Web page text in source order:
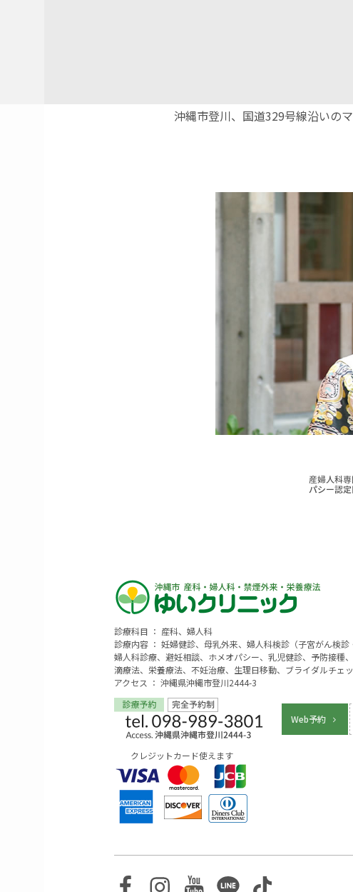
沖縄市登川、国道329号線沿いの
診療科目 ： 産科、婦人科
診療内容 ： 妊婦健診、母乳外来、婦人科検診（子宮がん検診
婦人科診療、避妊相談、ホメオパシー、乳児健診、予防接種
滴療法、栄養療法、不妊治療、生理日移動、ブライダルチェ
アクセス ： 沖縄県沖縄市登川2444-3
Web予約
クレジットカード使えます
Facebook
Instagram
Youtube
LineTikTok